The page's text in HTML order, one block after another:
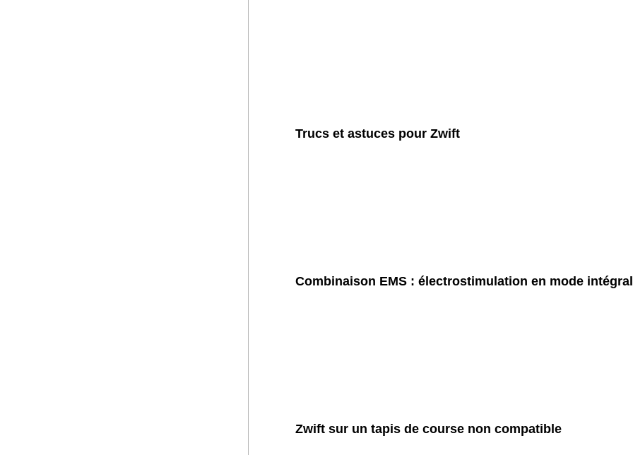
Trucs et astuces pour Zwift
Combinaison EMS : électrostimulation en mode intégral
Zwift sur un tapis de course non compatible